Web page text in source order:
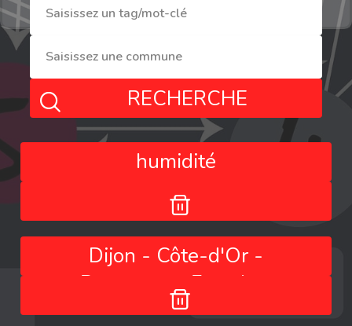
RECHERCHE
humidité
Dijon - Côte-d'Or -
Bourgogne-Franche-
Comté - France